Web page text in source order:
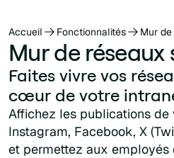
Accueil Fonctionnalités Mur
Mur de réseaux
Faites vivre vos
cœur de votre
Affichez les publications de
Instagram, Facebook, X
et permettez aux employés